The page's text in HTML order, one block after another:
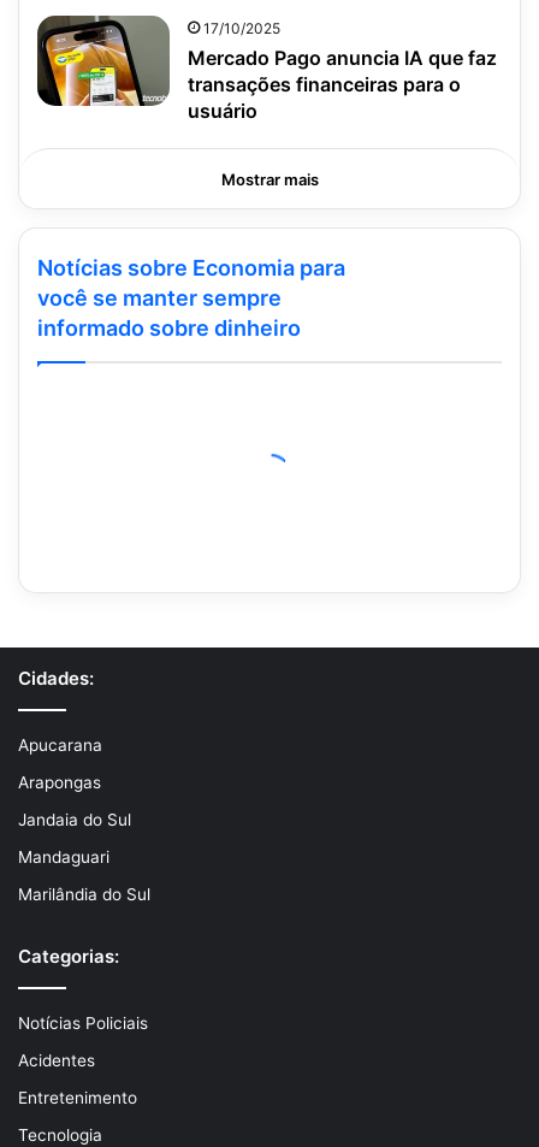
17/10/2025
Mercado Pago anuncia IA que faz
transações financeiras para o
usuário
Mostrar mais
Notícias sobre Economia para
você se manter sempre
informado sobre dinheiro
Cidades:
Apucarana
Arapongas
Jandaia do Sul
Mandaguari
Marilândia do Sul
Categorias:
Notícias Policiais
Acidentes
Entretenimento
Tecnologia